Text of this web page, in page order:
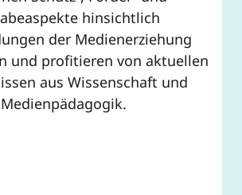
hinsichtlich
der Medienerziehung
und profitieren von aktuellen
aus Wissenschaft und
Medienpädagogik.